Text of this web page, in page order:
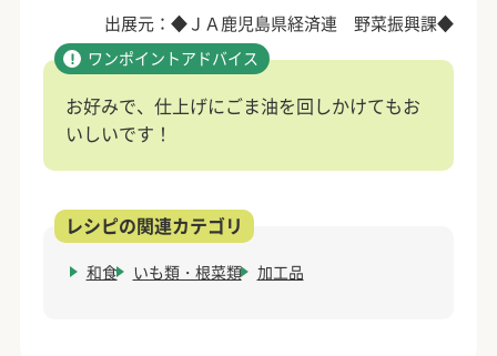
出展元：◆ＪＡ鹿児島県経済連 野菜振興課◆
お好みで、仕上げにごま油を回しかけてもお
いしいです！
和食 いも類・根菜類 加工品